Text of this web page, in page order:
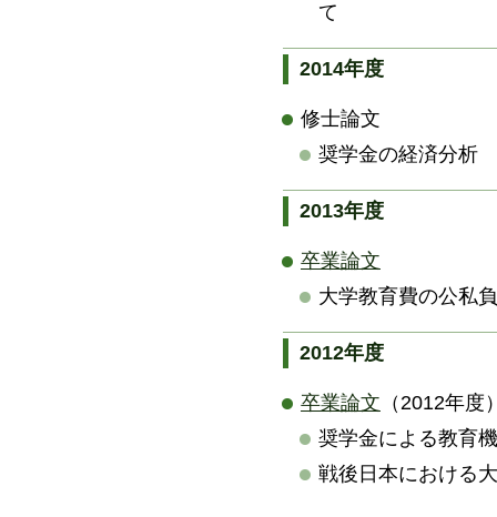
て
2014年度
修士論文
奨学金の経済分析
2013年度
卒業論文
大学教育費の公私
2012年度
卒業論文 （2012年度
奨学金による教育
戦後日本における